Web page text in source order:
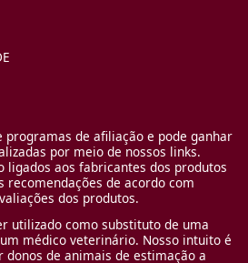
programas de afiliação e pode ganhar
por meio de nossos links.
ligados aos fabricantes dos produtos
recomendações de acordo com
dos produtos.
utilizado como substituto de uma
médico veterinário. Nosso intuito é
de animais de estimação a